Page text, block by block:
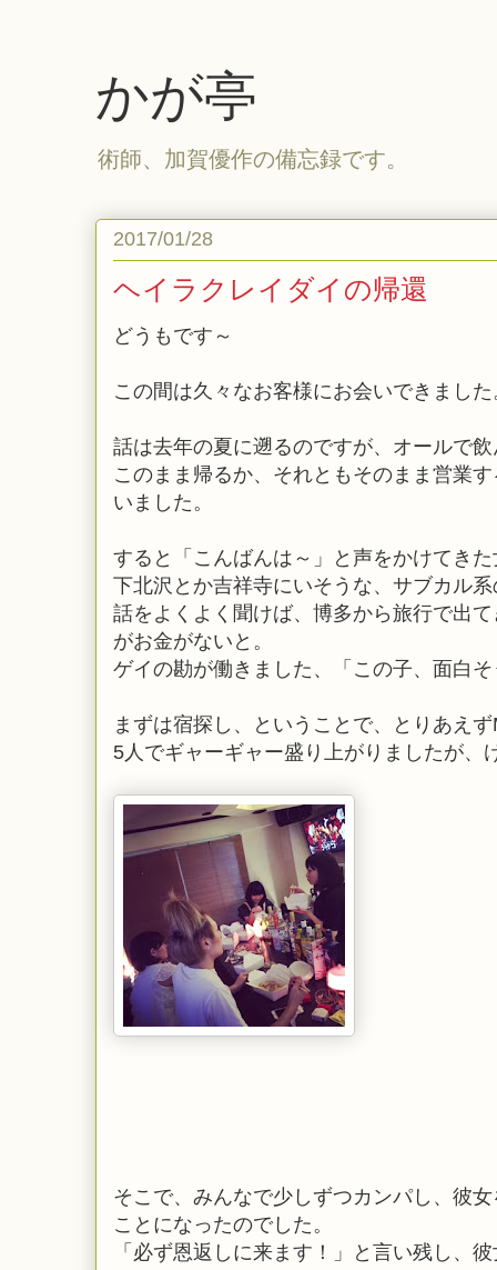
かが亭
術師、加賀優作の備忘録です。
2017/01/28
ヘイラクレイダイの帰還
どうもです～
この間は久々なお客様にお会いできました
話は去年の夏に遡るのですが、オールで
このまま帰るか、それともそのまま営業
いました。
すると「こんばんは～」と声をかけてき
下北沢とか吉祥寺にいそうな、サブカル
話をよくよく聞けば、博多から旅行で出
がお金がないと。
ゲイの勘が働きました、「この子、面白
まずは宿探し、ということで、とりあえ
5人でギャーギャー盛り上がりましたが、
そこで、みんなで少しずつカンパし、彼
ことになったのでした。
「必ず恩返しに来ます！」と言い残し、